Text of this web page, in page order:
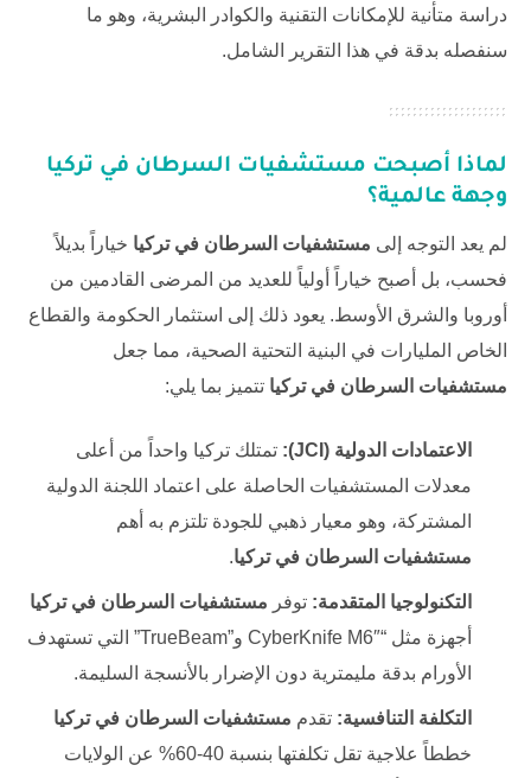
دراسة متأنية للإمكانات التقنية والكوادر البشرية، وهو ما
سنفصله بدقة في هذا التقرير الشامل.
لماذا أصبحت مستشفيات السرطان في تركيا
وجهة عالمية؟
لم يعد التوجه إلى مستشفيات السرطان في تركيا خياراً بديلاً
فحسب، بل أصبح خياراً أولياً للعديد من المرضى القادمين من
أوروبا والشرق الأوسط. يعود ذلك إلى استثمار الحكومة والقطاع
الخاص المليارات في البنية التحتية الصحية، مما جعل
مستشفيات السرطان في تركيا تتميز بما يلي:
الاعتمادات الدولية (JCI):
تمتلك تركيا واحداً من أعلى
معدلات المستشفيات الحاصلة على اعتماد اللجنة الدولية
المشتركة، وهو معيار ذهبي للجودة تلتزم به أهم
مستشفيات السرطان في تركيا.
التكنولوجيا المتقدمة: توفر مستشفيات السرطان في تركيا
أجهزة مثل “CyberKnife M6″ و”TrueBeam” التي تستهدف
الأورام بدقة مليمترية دون الإضرار بالأنسجة السليمة.
التكلفة التنافسية: تقدم مستشفيات السرطان في تركيا
خططاً علاجية تقل تكلفتها بنسبة 40-60% عن الولايات